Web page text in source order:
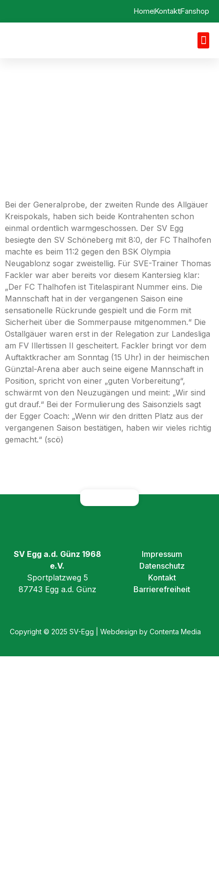
HomeKontaktFanshop
Bei der Generalprobe, der zweiten Runde des Allgäuer
Kreispokals, haben sich beide Kontrahenten schon
einmal ordentlich warmgeschossen. Der SV Egg
besiegte den SV Schöneberg mit 8:0, der FC Thalhofen
machte es beim 11:2 gegen den BSK Olympia
Neugablonz sogar zweistellig. Für SVE-Trainer Thomas
Fackler war aber bereits vor diesem Kantersieg klar:
„Der FC Thalhofen ist Titelaspirant Nummer eins. Die
Mannschaft hat in der vergangenen Saison eine
sensationelle Rückrunde gespielt und die Form mit
Sicherheit über die Sommerpause mitgenommen.“ Die
Ostallgäuer waren erst in der Relegation zur Landesliga
am FV Illertissen II gescheitert. Fackler bringt vor dem
Auftaktkracher am Sonntag (15 Uhr) in der heimischen
Günztal-Arena aber auch seine eigene Mannschaft in
Position, spricht von einer „guten Vorbereitung“,
schwärmt von den Neuzugängen und meint: „Wir sind
gut drauf.“ Bei der Formulierung des Saisonziels sagt
der Egger Coach: „Wenn wir den dritten Platz aus der
vergangenen Saison bestätigen, haben wir vieles richtig
gemacht.“ (scö)
SV Egg a.d. Günz 1968
e.V.
Sportplatzweg 5
87743 Egg a.d. Günz
Impressum
Datenschutz
Kontakt
Barrierefreiheit
Copyright © 2025 SV-Egg | Webdesign by Contenta Media